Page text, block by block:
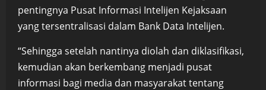
pentingnya Pusat Informasi Intelijen Kejaksaan
yang tersentralisasi dalam Bank Data Intelijen.
“Sehingga setelah nantinya diolah dan diklasifikasi,
kemudian akan berkembang menjadi pusat
informasi bagi media dan masyarakat tentang